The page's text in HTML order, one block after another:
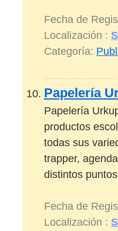
Fecha de
Localización :
Categoría:
Papelería
Papelería
productos
todas sus
trapper,
distintos
Fecha de
Localización :